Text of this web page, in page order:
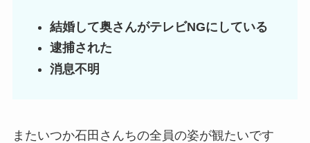
結婚して奥さんがテレビNGにしている
逮捕された
消息不明
またいつか石田さんちの全員の姿が観たいです